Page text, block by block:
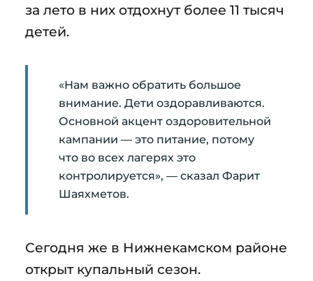
за лето в них отдохнут более 11 тысяч
детей.
«Нам важно обратить большое
внимание. Дети оздоравливаются.
Основной акцент оздоровительной
кампании — это питание, потому
что во всех лагерях это
контролируется», — сказал Фарит
Шаяхметов.
Сегодня же в Нижнекамском районе
открыт купальный сезон.